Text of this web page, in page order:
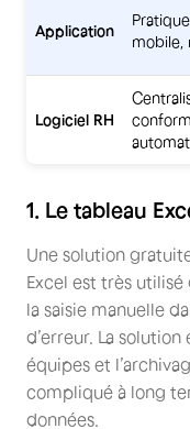
Application
Pratique,
mobile,
Logiciel RH
1. Le tableau
Une solution
Excel est très utilisé
la saisie manuelle
d’erreur. La
équipes et
compliqué à long
données.